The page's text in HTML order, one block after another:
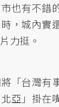
也有不錯
，城內實
力挺。
「台灣有
亞」掛在